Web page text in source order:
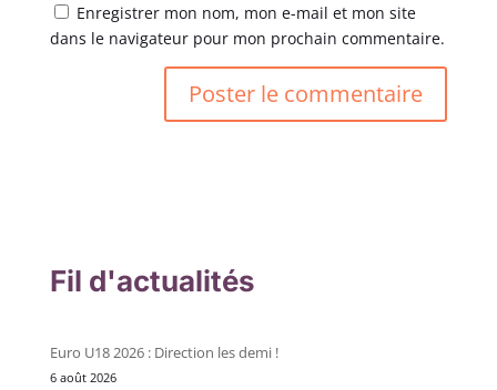
Enregistrer mon nom, mon e-mail et mon site
dans le navigateur pour mon prochain commentaire.
Fil d'actualités
Euro U18 2026 : Direction les demi !
6 août 2026